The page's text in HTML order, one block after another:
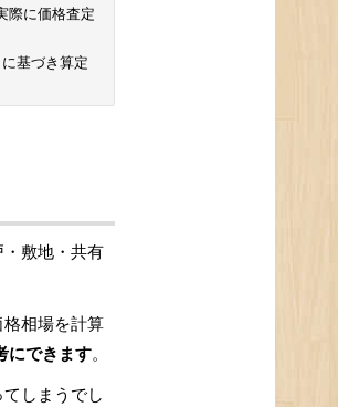
際に価格査定
基づき算定
敷地・共有
格相場を計算
にできます。
しまうでし